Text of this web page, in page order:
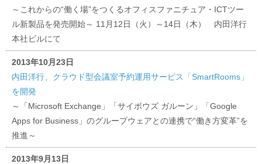
～これからの“働く場”をつくるオフィスファニチュア・ICTツー
ル新製品を発売開始～ 11月12日（火）～14日（木） 内田洋行
本社ビルにて
2013年10月23日
内田洋行、クラウド型会議室予約運用サービス「SmartRooms」
を開発
～「Microsoft Exchange」「サイボウズ ガルーン」「Google
Apps for Business」のグループウェアとの連携で“働き方変革”を
推進～
2013年9月13日